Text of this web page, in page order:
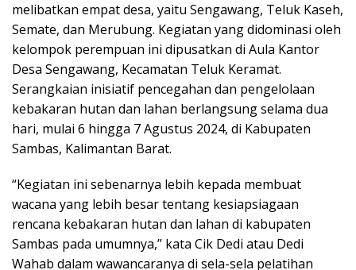
melibatkan empat desa, yaitu Sengawang, Teluk Kaseh,
Semate, dan Merubung. Kegiatan yang didominasi oleh
kelompok perempuan ini dipusatkan di Aula Kantor
Desa Sengawang, Kecamatan Teluk Keramat.
Serangkaian inisiatif pencegahan dan pengelolaan
kebakaran hutan dan lahan berlangsung selama dua
hari, mulai 6 hingga 7 Agustus 2024, di Kabupaten
Sambas, Kalimantan Barat.
“Kegiatan ini sebenarnya lebih kepada membuat
wacana yang lebih besar tentang kesiapsiagaan
rencana kebakaran hutan dan lahan di kabupaten
Sambas pada umumnya,” kata Cik Dedi atau Dedi
Wahab dalam wawancaranya di sela-sela pelatihan